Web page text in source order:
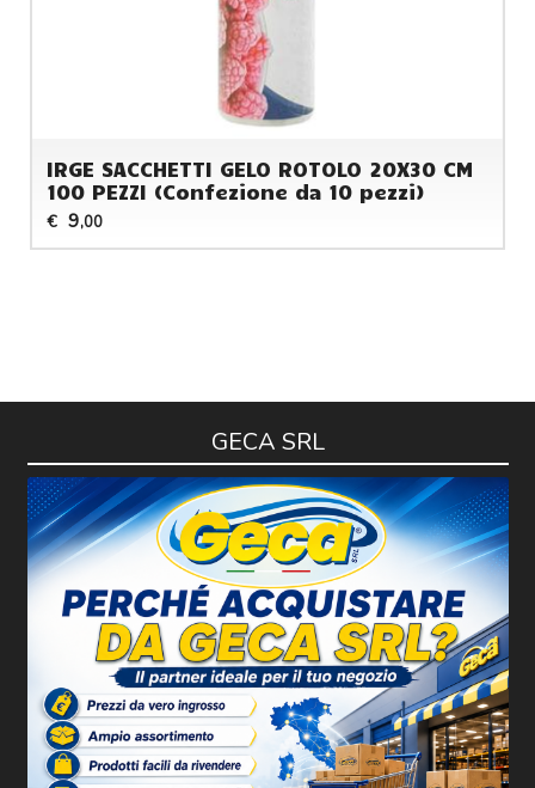
IRGE SACCHETTI GELO ROTOLO 20X30 CM
100 PEZZI (Confezione da 10 pezzi)
€ 9,00
GECA SRL